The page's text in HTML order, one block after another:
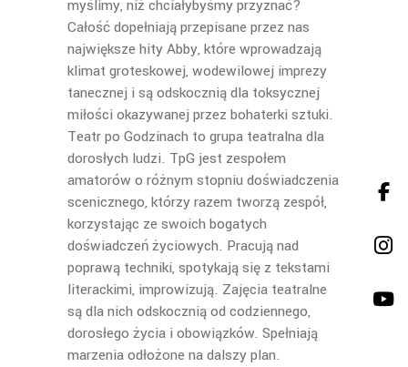
myślimy, niż chciałybyśmy przyznać?
Całość dopełniają przepisane przez nas
największe hity Abby, które wprowadzają
klimat groteskowej, wodewilowej imprezy
tanecznej i są odskocznią dla toksycznej
miłości okazywanej przez bohaterki sztuki.
Teatr po Godzinach to grupa teatralna dla
dorosłych ludzi. TpG jest zespołem
amatorów o różnym stopniu doświadczenia
scenicznego, którzy razem tworzą zespół,
korzystając ze swoich bogatych
doświadczeń życiowych. Pracują nad
poprawą techniki, spotykają się z tekstami
literackimi, improwizują. Zajęcia teatralne
są dla nich odskocznią od codziennego,
dorosłego życia i obowiązków. Spełniają
marzenia odłożone na dalszy plan.